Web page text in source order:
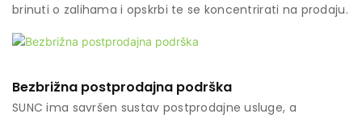
brinuti o zalihama i opskrbi te se koncentrirati na prodaju.
Bezbrižna postprodajna podrška
SUNC ima savršen sustav postprodajne usluge, a